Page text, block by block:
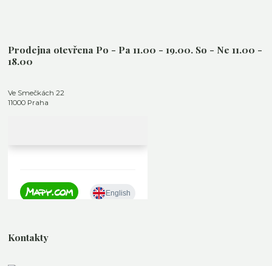
Prodejna otevřena Po - Pa 11.00 - 19.00. So - Ne 11.00 -
18.00
Ve Smečkách 22
11000 Praha
Kontakty